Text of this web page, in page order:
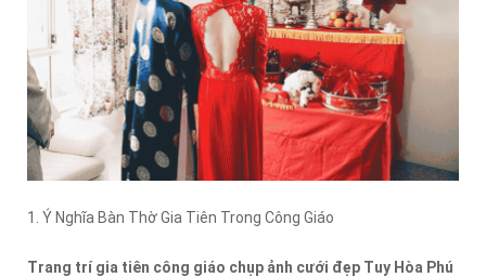
1. Ý Nghĩa Bàn Thờ Gia Tiên Trong Công Giáo
Trang trí gia tiên công giáo chụp ảnh cưới đẹp Tuy Hòa Phú